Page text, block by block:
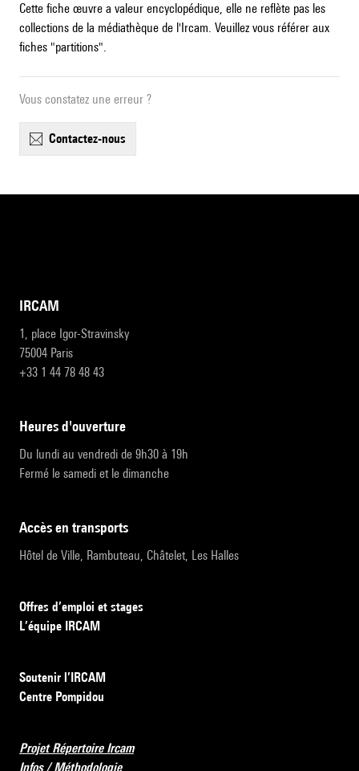
Cette fiche œuvre a valeur encyclopédique, elle ne reflète pas les
collections de la médiathèque de l'Ircam. Veuillez vous référer aux
fiches "partitions".
Vous constatez une erreur ?
contactez-nous
IRCAM
1, place Igor-Stravinsky
75004 Paris
+33 1 44 78 48 43
heures d'ouverture
Du lundi au vendredi de 9h30 à 19h
Fermé le samedi et le dimanche
accès en transports
Hôtel de Ville, Rambuteau, Châtelet, Les Halles
Offres d’emploi et stages
L’équipe IRCAM
Soutenir l’IRCAM
Centre Pompidou
Projet Répertoire Ircam
Infos / Méthodologie